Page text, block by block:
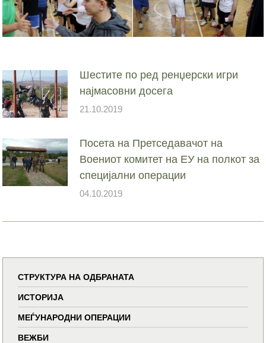
Шестите по ред ренџерски игри
најмасовни досега
21.10.2019
Посета на Претседавачот на
Воениот комитет на ЕУ на полкот за
специјални операции
04.10.2019
СТРУКТУРА НА ОДБРАНАТА
ИСТОРИЈА
МЕЃУНАРОДНИ ОПЕРАЦИИ
ВЕЖБИ